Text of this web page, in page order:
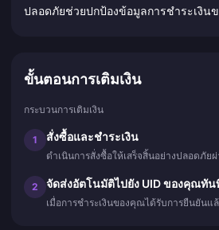
ปลอดภัยช่วยปกป้องข้อมูลการชำระเงิน
ขั้นตอนการเติมเงิน
กระบวนการเติมเงิน
1 สั่งซื้อและชำระเงิน
ดำเนินการสั่งซื้อให้เสร็จสิ้นอย่างปลอดภัยผ่
2 จัดส่งอัตโนมัติไปยัง UID ของคุณทัน
เมื่อการชำระเงินของคุณได้รับการยืนยัน